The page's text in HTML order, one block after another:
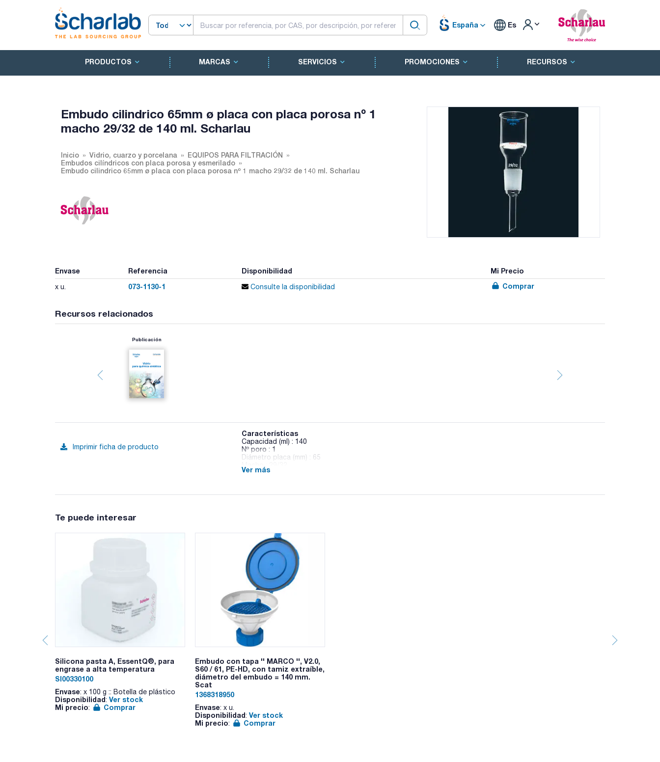
España Es
PRODUCTOS MARCAS SERVICIOS PROMOCIONES RECURSOS
Embudo cilindrico 65mm ø placa con placa porosa nº 1
macho 29/32 de 140 ml. Scharlau
Inicio Vidrio, cuarzo y porcelana
EQUIPOS PARA FILTRACIÓN
Embudos cilíndricos con placa porosa y esmerilado
Embudo cilindrico 65mm ø placa con placa porosa nº 1 macho 29/32 de 140 ml. Scharlau
Envase Referencia Disponibilidad Mi Precio
x u. 073-1130-1 Consulte la disponibilidad Comprar
Recursos relacionados
Publicación
Imprimir ficha de producto
Características
Capacidad (ml) : 140
Nº poro : 1
Diámetro placa (mm) : 65
Macho : 29/32
Pack (u.) : 1
Ver más
Te puede interesar
Silicona pasta A, EssentQ®, para
engrase a alta temperatura
SI00330100
Envase: x 100 g :: Botella de plástico
Disponibilidad: Ver stock
Mi precio: Comprar
Embudo con tapa '' MARCO '', V2.0,
S60 / 61, PE-HD, con tamiz extraíble,
diámetro del embudo = 140 mm.
Scat
1368318950
Envase: x u.
Disponibilidad: Ver stock
Mi precio: Comprar